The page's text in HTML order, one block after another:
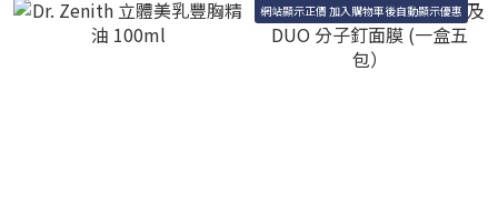
網站顯示正價 加入購物車後自動顯示優惠